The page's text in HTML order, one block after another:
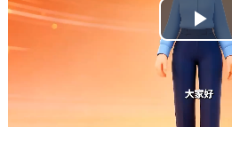
专题公开
个人服务 法人服务
播
放
视